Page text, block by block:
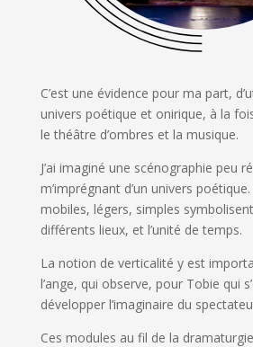
C’est une évidence pour ma part,
univers poétique et onirique, à la
le théâtre d’ombres et la musique.
J’ai imaginé une scénographie peu
m’imprégnant d’un univers
mobiles, légers, simples
différents lieux, et l’unité de temps.
La notion de verticalité y est
l’ange, qui observe, pour Tobie qui
développer l’imaginaire du
Ces modules au fil de la